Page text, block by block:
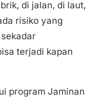
di jalan, di laut,
risiko yang
terjadi kapan
program Jaminan